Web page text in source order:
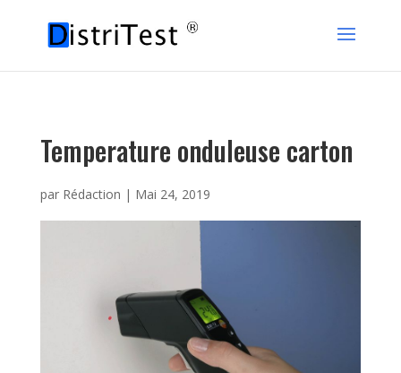
Temperature onduleuse carton
par Rédaction | Mai 24, 2019